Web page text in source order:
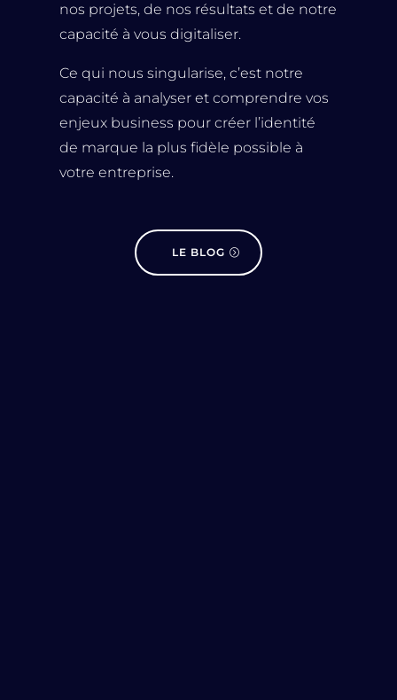
nos projets, de nos résultats et de notre
capacité à vous digitaliser.
Ce qui nous singularise, c’est notre
capacité à analyser et comprendre vos
enjeux business pour créer l’identité
de marque la plus fidèle possible à
votre entreprise.
LE BLOG